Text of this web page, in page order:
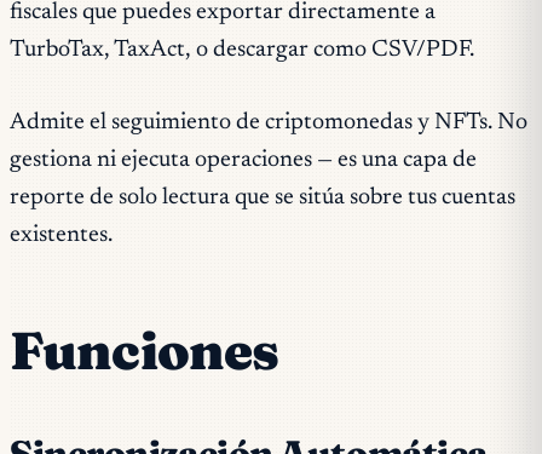
fiscales que puedes exportar directamente a
TurboTax, TaxAct, o descargar como CSV/PDF.
Admite el seguimiento de criptomonedas y NFTs. No
gestiona ni ejecuta operaciones — es una capa de
reporte de solo lectura que se sitúa sobre tus cuentas
existentes.
Funciones